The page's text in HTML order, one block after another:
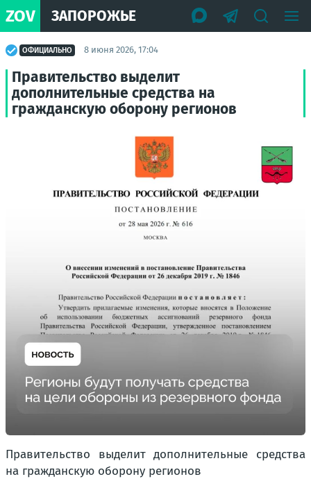
ZOV ЗАПОРОЖЬЕ
ОФИЦИАЛЬНО 8 июня 2026, 17:04
Правительство выделит
дополнительные средства на
гражданскую оборону регионов
Правительство выделит дополнительные средства
на гражданскую оборону регионов